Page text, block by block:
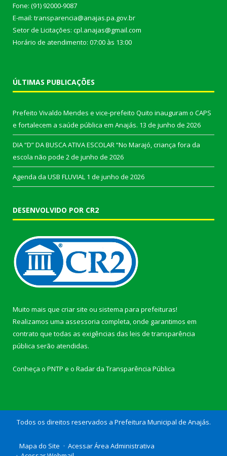
Fone: (91) 92000-9087
E-mail: transparencia@anajas.pa.gov.br
Setor de Licitações: cpl.anajas@gmail.com
Horário de atendimento: 07:00 às 13:00
ÚLTIMAS PUBLICAÇÕES
Prefeito Vivaldo Mendes e vice-prefeito Quito inauguram o CAPS
e fortalecem a saúde pública em Anajás. 13 de junho de 2026
DIA “D” DA BUSCA ATIVA ESCOLAR “No Marajó, criança fora da
escola não pode 2 de junho de 2026
Agenda da USB FLUVIAL 1 de junho de 2026
DESENVOLVIDO POR CR2
Muito mais que criar site ou sistema para prefeituras!
Realizamos uma assessoria completa, onde garantimos em
contrato que todas as exigências das leis de transparência
pública serão atendidas.
Conheça o PNTP e o Radar da Transparência Pública
Todos os direitos reservados a Prefeitura Municipal de Anajás.
Mapa do Site
Acessar Área Administrativa